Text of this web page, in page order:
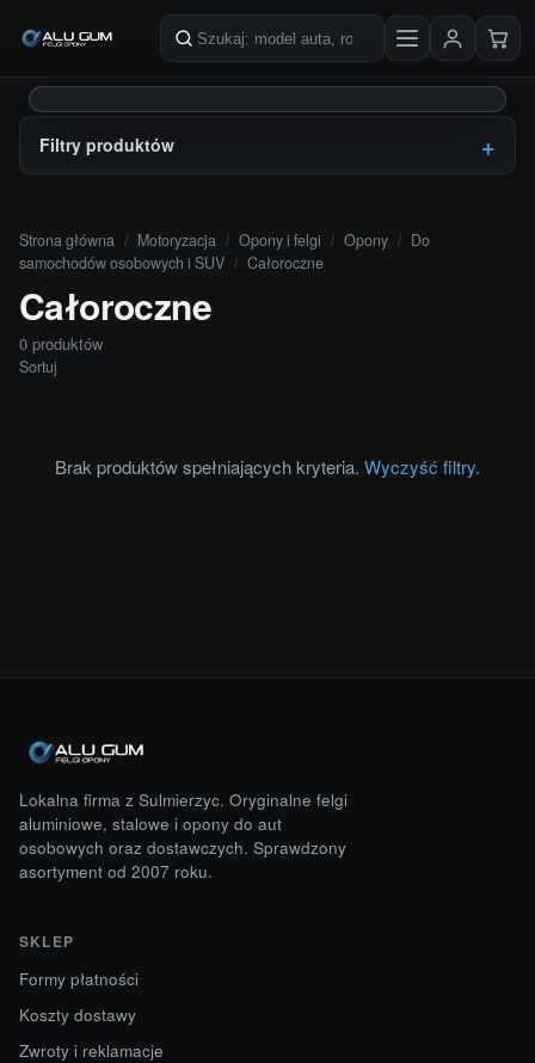
Szukaj produktów
Filtry produktów
Strona główna / Motoryzacja / Opony i felgi / Opony / Do
samochodów osobowych i SUV / Całoroczne
Całoroczne
0 produktów
Sortuj
Brak produktów spełniających kryteria. Wyczyść filtry.
Lokalna firma z Sulmierzyc. Oryginalne felgi
aluminiowe, stalowe i opony do aut
osobowych oraz dostawczych. Sprawdzony
asortyment od 2007 roku.
SKLEP
Formy płatności
Koszty dostawy
Zwroty i reklamacje